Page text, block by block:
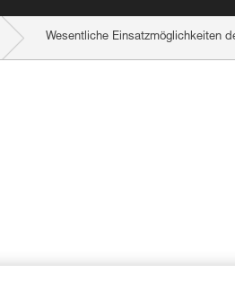
Wesentliche Einsatzmöglichkeiten